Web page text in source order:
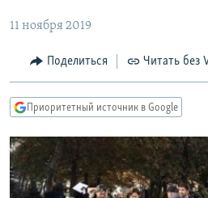
навигации
Вернутся
КУЛЬТУРА
IDEL.РЕАЛИИ
КАВКАЗ.РЕАЛИИ
СИБИРЬ.РЕАЛИИ
РАСПИСАНИЕ ВЕЩАНИЯ
11 ноября 2019
Поделиться Читать без
Приоритетный источник в Google